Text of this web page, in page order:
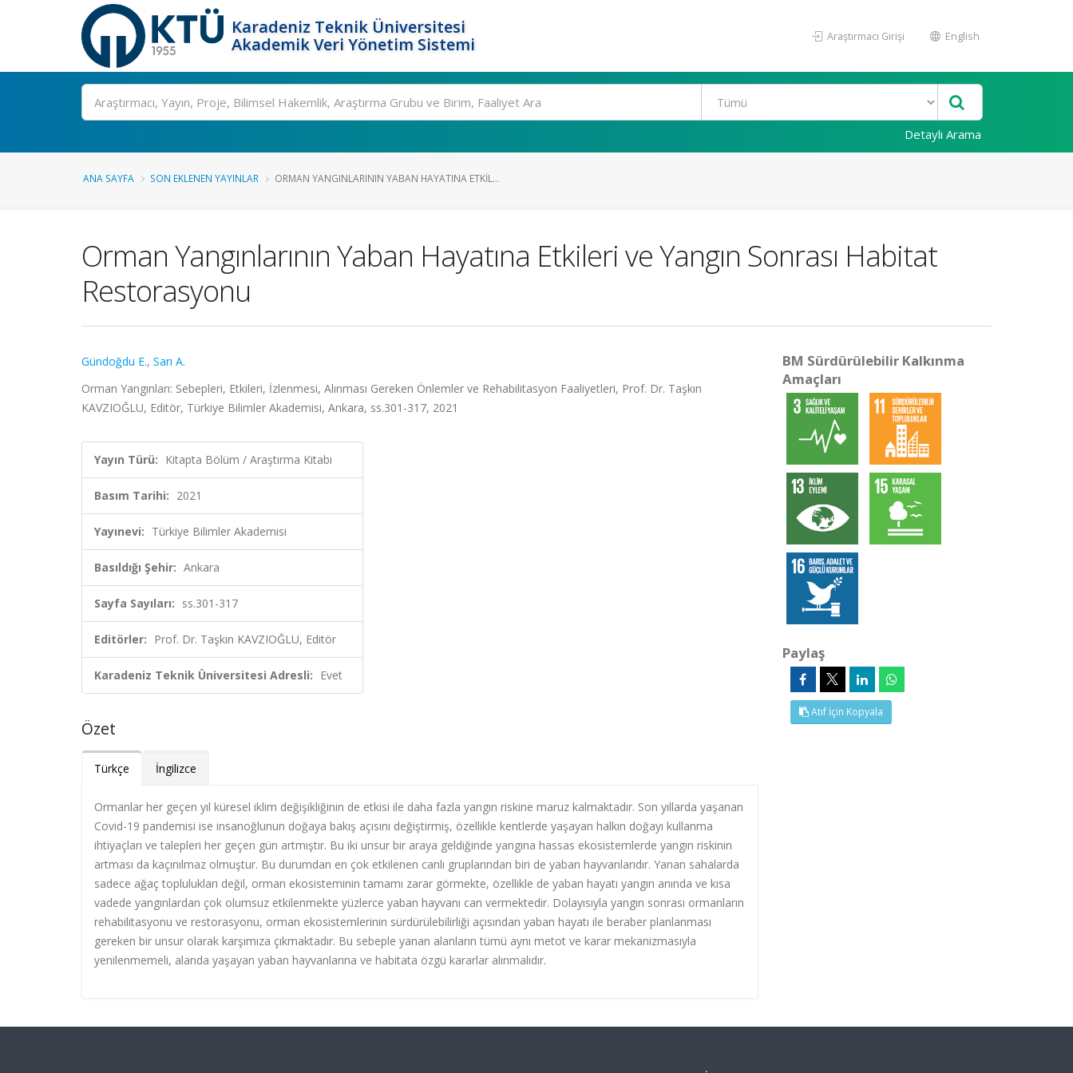
Karadeniz Teknik Üniversitesi
Akademik Veri Yönetim Sistemi
Araştırmacı Girişi English
Ara
Detaylı Arama
ANA SAYFA SON EKLENEN YAYINLAR ORMAN YANGINLARININ YABAN HAYATINA ETKIL...
Orman Yangınlarının Yaban Hayatına Etkileri ve Yangın Sonrası Habitat
Restorasyonu
Gündoğdu E., Sarı A.
Orman Yangınları: Sebepleri, Etkileri, İzlenmesi, Alınması Gereken Önlemler ve Rehabilitasyon Faaliyetleri, Prof. Dr. Taşkın
KAVZIOĞLU, Editör, Türkiye Bilimler Akademisi, Ankara, ss.301-317, 2021
Yayın Türü: Kitapta Bölüm / Araştırma Kitabı
Basım Tarihi: 2021
Yayınevi: Türkiye Bilimler Akademisi
Basıldığı Şehir: Ankara
Sayfa Sayıları: ss.301-317
Editörler: Prof. Dr. Taşkın KAVZIOĞLU, Editör
Karadeniz Teknik Üniversitesi Adresli: Evet
Özet
Türkçe İngilizce
Ormanlar her geçen yıl küresel iklim değişikliğinin de etkisi ile daha fazla yangın riskine maruz kalmaktadır. Son yıllarda yaşanan
Covid-19 pandemisi ise insanoğlunun doğaya bakış açısını değiştirmiş, özellikle kentlerde yaşayan halkın doğayı kullanma
ihtiyaçları ve talepleri her geçen gün artmıştır. Bu iki unsur bir araya geldiğinde yangına hassas ekosistemlerde yangın riskinin
artması da kaçınılmaz olmuştur. Bu durumdan en çok etkilenen canlı gruplarından biri de yaban hayvanlarıdır. Yanan sahalarda
sadece ağaç toplulukları değil, orman ekosisteminin tamamı zarar görmekte, özellikle de yaban hayatı yangın anında ve kısa
vadede yangınlardan çok olumsuz etkilenmekte yüzlerce yaban hayvanı can vermektedir. Dolayısıyla yangın sonrası ormanların
rehabilitasyonu ve restorasyonu, orman ekosistemlerinin sürdürülebilirliği açısından yaban hayatı ile beraber planlanması
gereken bir unsur olarak karşımıza çıkmaktadır. Bu sebeple yanan alanların tümü aynı metot ve karar mekanizmasıyla
yenilenmemeli, alanda yaşayan yaban hayvanlarına ve habitata özgü kararlar alınmalıdır.
BM Sürdürülebilir Kalkınma
Amaçları
Paylaş
Atıf İçin Kopyala